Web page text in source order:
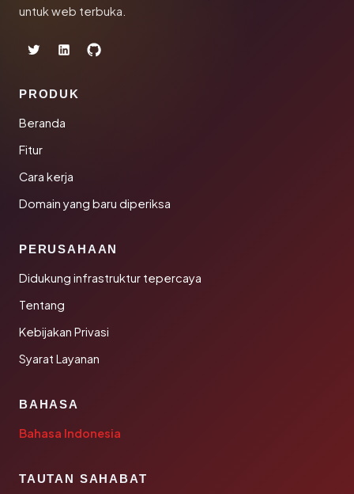
untuk web terbuka.
PRODUK
Beranda
Fitur
Cara kerja
Domain yang baru diperiksa
PERUSAHAAN
Didukung infrastruktur tepercaya
Tentang
Kebijakan Privasi
Syarat Layanan
BAHASA
Bahasa Indonesia
TAUTAN SAHABAT